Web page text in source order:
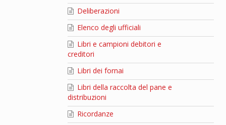
Deliberazioni
Elenco degli ufficiali
Libri e campioni debitori e
creditori
Libri dei fornai
Libri della raccolta del pane e
distribuzioni
Ricordanze